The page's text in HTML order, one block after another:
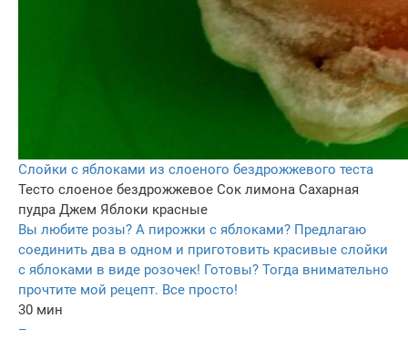
Слойки с яблоками из слоеного бездрожжевого теста
Тесто слоеное бездрожжевое Сок лимона Сахарная
пудра Джем Яблоки красные
Вы любите розы? А пирожки с яблоками? Предлагаю
соединить два в одном и приготовить красивые слойки
с яблоками в виде розочек! Готовы? Тогда внимательно
прочтите мой рецепт. Все просто!
30 мин
–